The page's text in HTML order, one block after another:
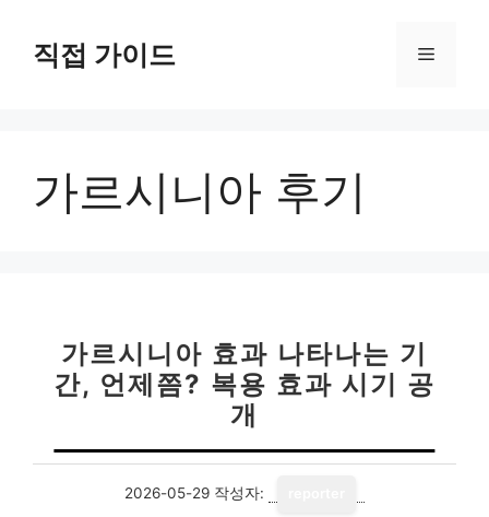
직접 가이드 메
가르시니아 후기
가르시니아 효과 나타나는 기
간, 언제쯤? 복용 효과 시기 공
개
2026-05-29 작성자: